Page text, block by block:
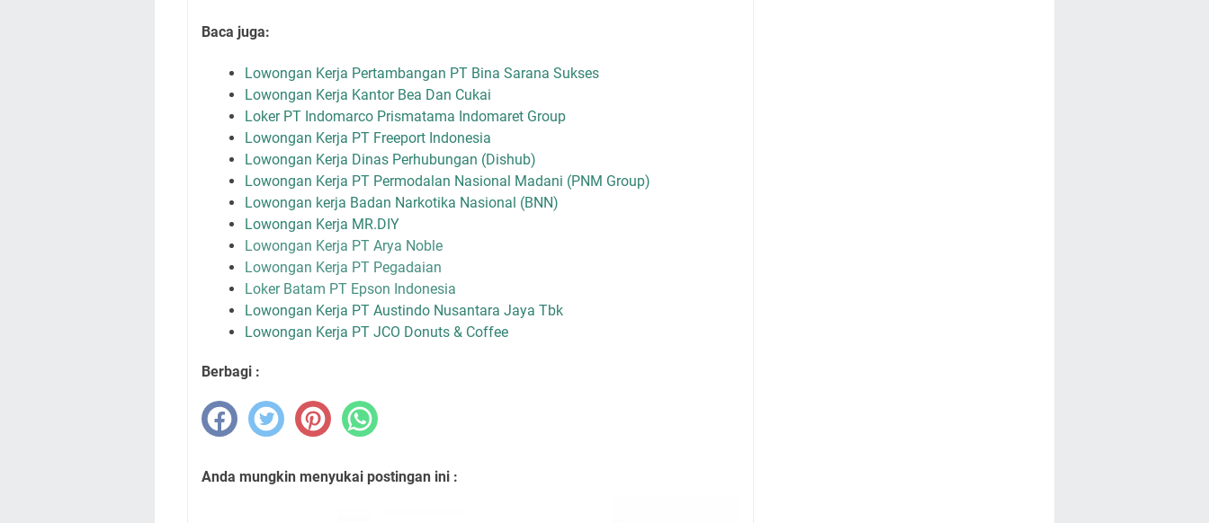
Baca juga:
Lowongan Kerja Pertambangan PT Bina Sarana Sukses
Lowongan Kerja Kantor Bea Dan Cukai
Loker PT Indomarco Prismatama Indomaret Group
Lowongan Kerja PT Freeport Indonesia
Lowongan Kerja Dinas Perhubungan (Dishub)
Lowongan Kerja PT Permodalan Nasional Madani (PNM Group)
Lowongan kerja Badan Narkotika Nasional (BNN)
Lowongan Kerja MR.DIY
Lowongan Kerja PT Arya Noble
Lowongan Kerja PT Pegadaian
Loker Batam PT Epson Indonesia
Lowongan Kerja PT Austindo Nusantara Jaya Tbk
Lowongan Kerja PT JCO Donuts & Coffee
Berbagi :
Anda mungkin menyukai postingan ini :